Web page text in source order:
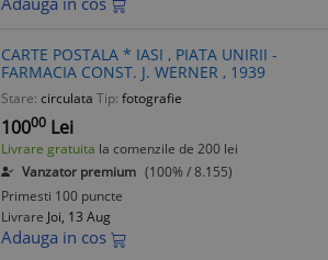
CARTE POSTALA * IASI , PIATA UNIRII -
FARMACIA CONST. J. WERNER , 1939
Stare: circulata Tip: fotografie
10000 Lei
Livrare gratuita la comenzile de 200 lei
Vanzator premium (100% / 8.155)
Primesti 100 puncte
Livrare Joi, 13 Aug
Adauga in cos